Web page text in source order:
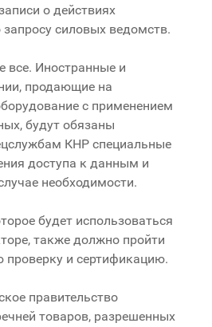
о действиях
запросу силовых ведомств.
все. Иностранные и
продающие на
с применением
будут обязаны
КНР специальные
доступа к данным и
необходимости.
будет использоваться
также должно пройти
проверку и сертификацию.
правительство
товаров, разрешенных